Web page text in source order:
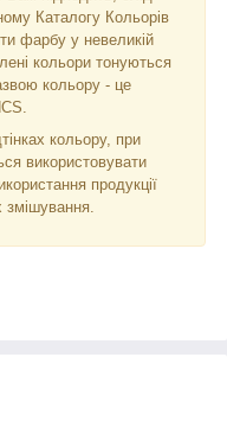
Каталогу Кольорів
фарбу у невеликій
кольори тонуються
кольору - це
кольору, при
використовувати
продукції
змішування.